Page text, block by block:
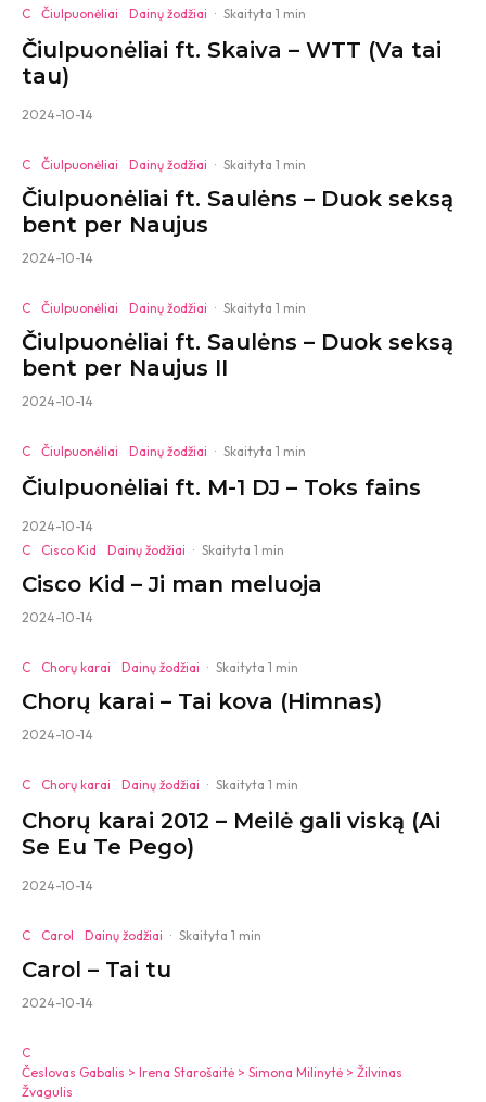
C Čiulpuonėliai Dainų žodžiai · Skaityta 1 min
Čiulpuonėliai ft. Skaiva – WTT (Va tai
tau)
2024-10-14
C Čiulpuonėliai Dainų žodžiai · Skaityta 1 min
Čiulpuonėliai ft. Saulėns – Duok seksą
bent per Naujus
2024-10-14
C Čiulpuonėliai Dainų žodžiai · Skaityta 1 min
Čiulpuonėliai ft. Saulėns – Duok seksą
bent per Naujus II
2024-10-14
C Čiulpuonėliai Dainų žodžiai · Skaityta 1 min
Čiulpuonėliai ft. M-1 DJ – Toks fains
2024-10-14
C
Cisco Kid Dainų žodžiai · Skaityta 1 min
Cisco Kid – Ji man meluoja
2024-10-14
C Chorų karai Dainų žodžiai · Skaityta 1 min
Chorų karai – Tai kova (Himnas)
2024-10-14
C Chorų karai Dainų žodžiai · Skaityta 1 min
Chorų karai 2012 – Meilė gali viską (Ai
Se Eu Te Pego)
2024-10-14
C Carol Dainų žodžiai · Skaityta 1 min
Carol – Tai tu
2024-10-14
C
Česlovas Gabalis > Irena Starošaitė > Simona Milinytė > Žilvinas
Žvagulis